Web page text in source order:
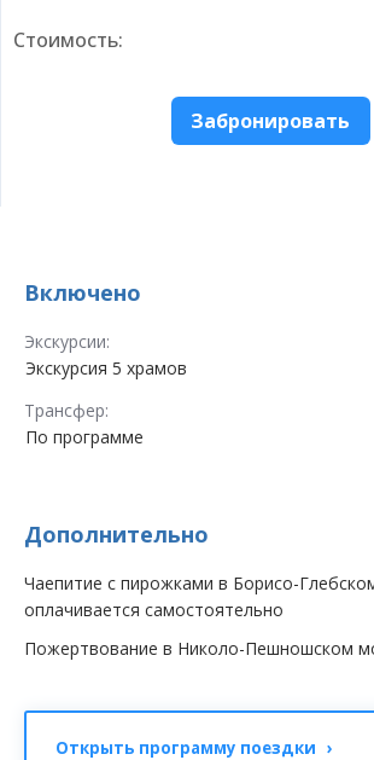
Стоимость:
Забронировать
Включено
Экскурсии:
Экскурсия 5 храмов
Трансфер:
По программе
Дополнительно
Чаепитие с пирожками в Борисо-
оплачивается самостоятельно
Пожертвование в Николо-Пешношском
Открыть программу поездки ›